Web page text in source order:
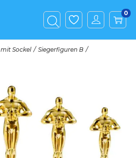
0
Sockel / Siegerfiguren B /